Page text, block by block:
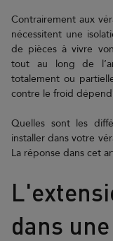
Contrairement aux
nécessitent une
de pièces à vivre
tout au long de
totalement ou
contre le froid
Quelles sont les
installer dans votre
La réponse dans cet
dans